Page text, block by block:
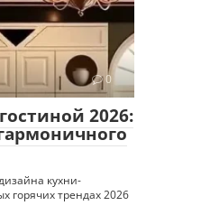
0
2026:
кухни-
горячих трендах 2026